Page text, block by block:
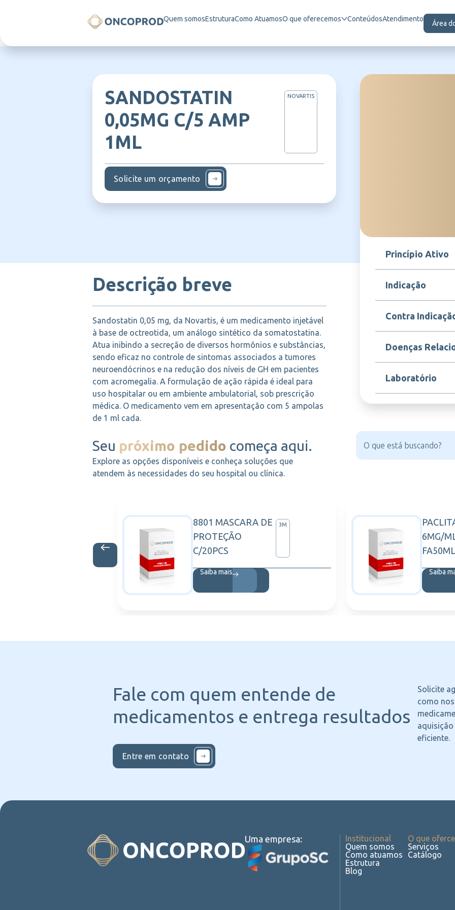
Quem somosEstruturaComo AtuamosO que oferecemos ConteúdosAtendimento
Área
SANDOSTATIN
0,05MG C/5 AMP
1ML
NOVARTIS
Solicite um orçamento
Princípio Ativo
Octreotida
Indicação
Sandostatin é
neuroendócrinos
acromegalia, e para
Também é usado na
Contra
É contraindicado em
octreotida ou a
ser usado com
hepáticos.
Doenças
Acromegalia,
carcinoide, Diarreia
Complicações pós-
Laboratório
NOVARTIS
Descrição breve
Sandostatin 0,05 mg, da Novartis, é um medicamento injetável
à base de octreotida, um análogo sintético da somatostatina.
Atua inibindo a secreção de diversos hormônios e substâncias,
sendo eficaz no controle de sintomas associados a tumores
neuroendócrinos e na redução dos níveis de GH em pacientes
com acromegalia. A formulação de ação rápida é ideal para
uso hospitalar ou em ambiente ambulatorial, sob prescrição
médica. O medicamento vem em apresentação com 5 ampolas
de 1 ml cada.
Seu próximo pedido começa aqui.
Explore as opções disponíveis e conheça soluções que
atendem às necessidades do seu hospital ou clínica.
8801 MASCARA DE
PROTEÇÃO
C/20PCS
3M
Saiba mais
6MG/
Saiba
Fale com quem entende de
medicamentos e entrega resultados
Solicite
como
aquisição
eficiente.
Entre em contato
Uma empresa:
Institucional
Quem somos
Como atuamos
Estrutura
Blog
O que
Serviços
Catálogo